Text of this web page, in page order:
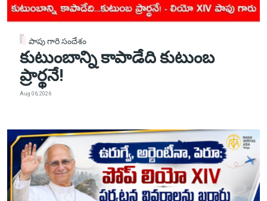
పాపు గారి సందేశం
కుటుంబాన్ని కాపాడేది కుటుంబ
ప్రార్థనే!
Aug 06, 2026